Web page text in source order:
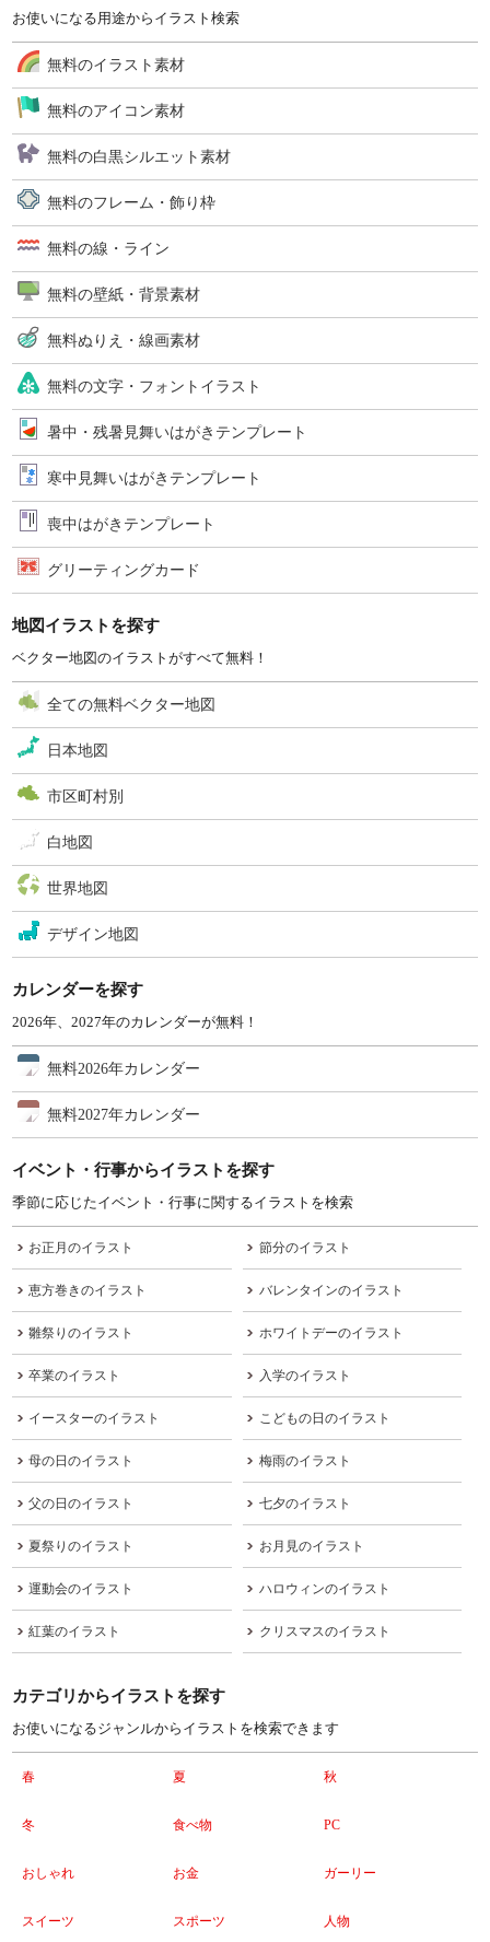
お使いになる用途からイラスト検索
無料のイラスト素材
無料のアイコン素材
無料の白黒シルエット素材
無料のフレーム・飾り枠
無料の線・ライン
無料の壁紙・背景素材
無料ぬりえ・線画素材
無料の文字・フォントイラスト
暑中・残暑見舞いはがきテンプレート
寒中見舞いはがきテンプレート
喪中はがきテンプレート
グリーティングカード
地図イラストを探す
ベクター地図のイラストがすべて無料！
全ての無料ベクター地図
日本地図
市区町村別
白地図
世界地図
デザイン地図
カレンダーを探す
2026年、2027年のカレンダーが無料！
無料2026年カレンダー
無料2027年カレンダー
イベント・行事からイラストを探す
季節に応じたイベント・行事に関するイラストを検索
お正月のイラスト 節分のイラスト
恵方巻きのイラスト バレンタインのイラスト
雛祭りのイラスト ホワイトデーのイラスト
卒業のイラスト 入学のイラスト
イースターのイラスト こどもの日のイラスト
母の日のイラスト 梅雨のイラスト
父の日のイラスト 七夕のイラスト
夏祭りのイラスト お月見のイラスト
運動会のイラスト ハロウィンのイラスト
紅葉のイラスト クリスマスのイラスト
カテゴリからイラストを探す
お使いになるジャンルからイラストを検索できます
春 夏 秋
冬 食べ物 PC
おしゃれ お金 ガーリー
スイーツ スポーツ 人物